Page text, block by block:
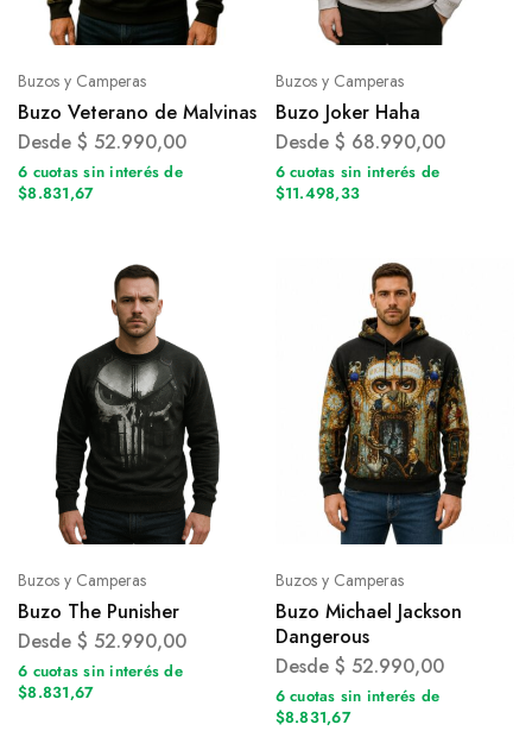
Buzos y Camperas
Buzo Veterano de Malvinas
Desde $ 52.990,00
6 cuotas sin interés de
$8.831,67
Buzos y Camperas
Buzo Joker Haha
Desde $ 68.990,00
6 cuotas sin interés de
$11.498,33
Buzos y Camperas
Buzo The Punisher
Desde $ 52.990,00
6 cuotas sin interés de
$8.831,67
Buzos y Camperas
Buzo Michael Jackson
Dangerous
Desde $ 52.990,00
6 cuotas sin interés de
$8.831,67